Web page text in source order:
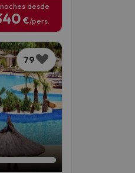
desde
€/pers.
79